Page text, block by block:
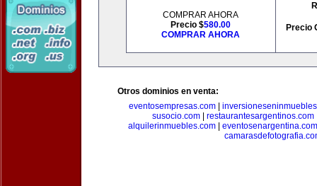
COMPRAR AHORA
Precio $580.00
COMPRAR AHORA
Precio
Otros dominios en venta:
eventosempresas.com
susocio.com
restaurantesargentinos.com
alquilerinmuebles.com
eventosenargentina.com